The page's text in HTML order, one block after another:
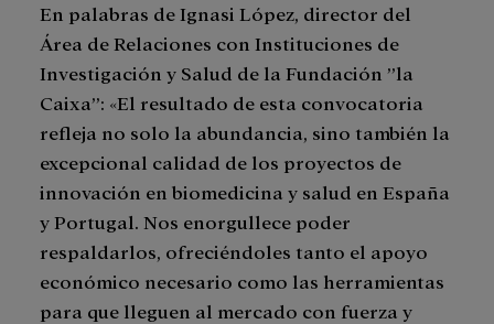
En palabras de Ignasi López, director del
Área de Relaciones con Instituciones de
Investigación y Salud de la Fundación ”la
Caixa”: «El resultado de esta convocatoria
refleja no solo la abundancia, sino también la
excepcional calidad de los proyectos de
innovación en biomedicina y salud en España
y Portugal. Nos enorgullece poder
respaldarlos, ofreciéndoles tanto el apoyo
económico necesario como las herramientas
para que lleguen al mercado con fuerza y